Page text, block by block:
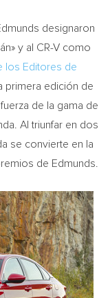
designaron
y al CR-V como
los Editores de
primera edición de
de la gama de
Al triunfar en dos
se convierte en la
de Edmunds.